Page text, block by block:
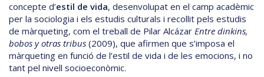
concepte d’estil de vida, desenvolupat en el camp acadèmic
per la sociologia i els estudis culturals i recollit pels estudis
de màrqueting, com el treball de Pilar Alcázar Entre dinkins,
bobos y otras tribus (2009), que afirmen que s’imposa el
màrqueting en funció de l’estil de vida i de les emocions, i no
tant pel nivell socioeconòmic.